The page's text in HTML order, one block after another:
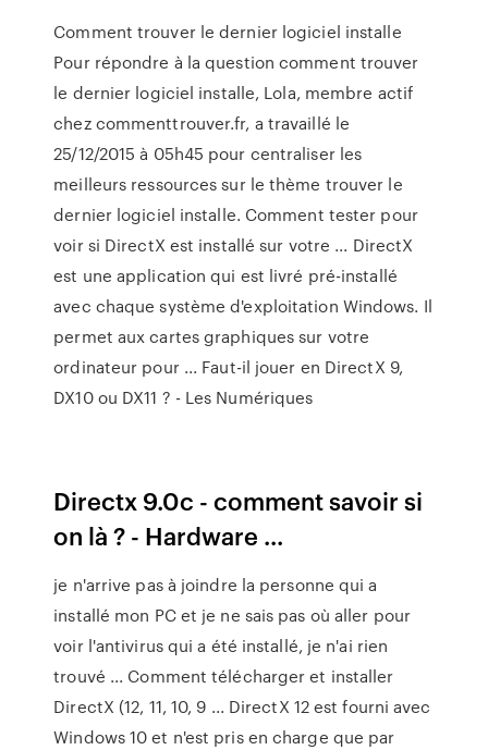
Comment trouver le dernier logiciel installe
Pour répondre à la question comment trouver
le dernier logiciel installe, Lola, membre actif
chez commenttrouver.fr, a travaillé le
25/12/2015 à 05h45 pour centraliser les
meilleurs ressources sur le thème trouver le
dernier logiciel installe. Comment tester pour
voir si DirectX est installé sur votre ... DirectX
est une application qui est livré pré-installé
avec chaque système d'exploitation Windows. Il
permet aux cartes graphiques sur votre
ordinateur pour ... Faut-il jouer en DirectX 9,
DX10 ou DX11 ? - Les Numériques
Directx 9.0c - comment savoir si
on là ? - Hardware ...
je n'arrive pas à joindre la personne qui a
installé mon PC et je ne sais pas où aller pour
voir l'antivirus qui a été installé, je n'ai rien
trouvé ... Comment télécharger et installer
DirectX (12, 11, 10, 9 ... DirectX 12 est fourni avec
Windows 10 et n'est pris en charge que par